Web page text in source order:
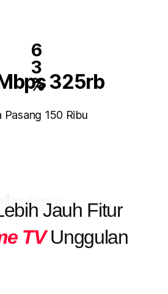
6
3
% 325rb
Pasang 150 Ribu
Jauh Fitur
TVUnggulan